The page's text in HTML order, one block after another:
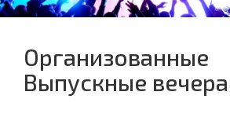
Организованные
Выпускные